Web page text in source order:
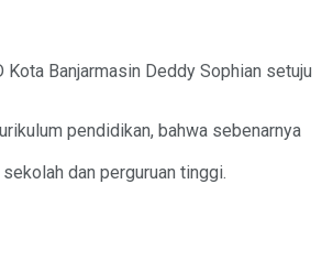
Banjarmasin Deddy Sophian setuju
pendidikan, bahwa sebenarnya
dan perguruan tinggi.